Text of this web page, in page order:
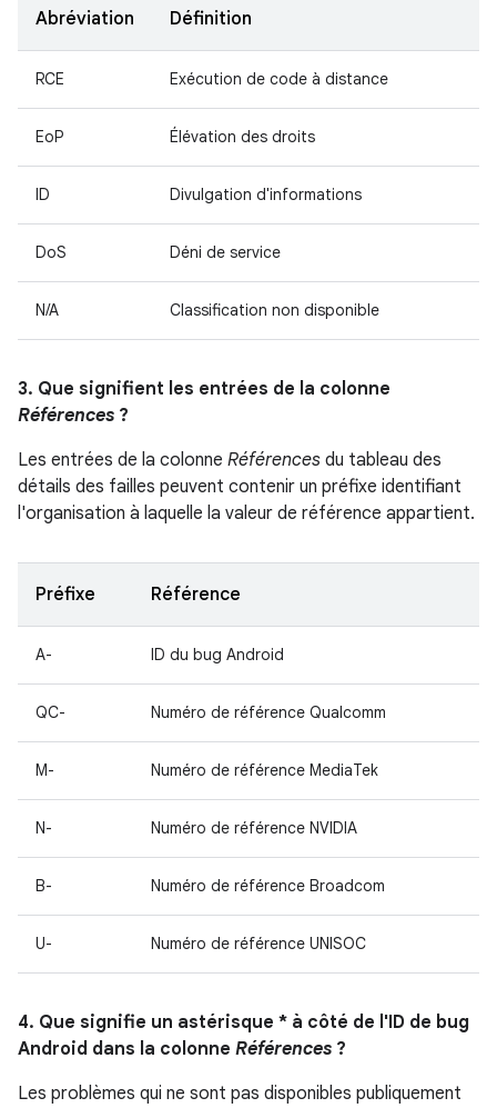
Abréviation Définition
RCE Exécution de code à distance
EoP Élévation des droits
ID Divulgation d'informations
DoS Déni de service
N/A Classification non disponible
3. Que signifient les entrées de la colonne
Références ?
Les entrées de la colonne Références du tableau des
détails des failles peuvent contenir un préfixe identifiant
l'organisation à laquelle la valeur de référence appartient.
Préfixe Référence
A- ID du bug Android
QC- Numéro de référence Qualcomm
M- Numéro de référence MediaTek
N- Numéro de référence NVIDIA
B- Numéro de référence Broadcom
U- Numéro de référence UNISOC
4. Que signifie un astérisque * à côté de l'ID de bug
Android dans la colonne Références ?
Les problèmes qui ne sont pas disponibles publiquement